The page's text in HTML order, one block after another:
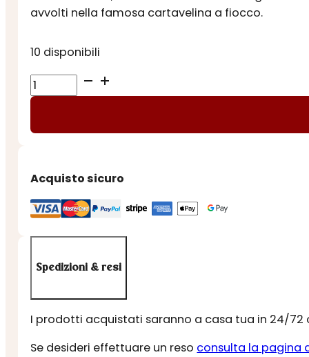
avvolti nella famosa cartavelina a fiocco.
10 disponibili
AMARETTI
di
WINDOW
Acquisto sicuro
Spedizioni & resi
I prodotti acquistati saranno a casa tua in 24/72
Se desideri effettuare un reso consulta la pagina